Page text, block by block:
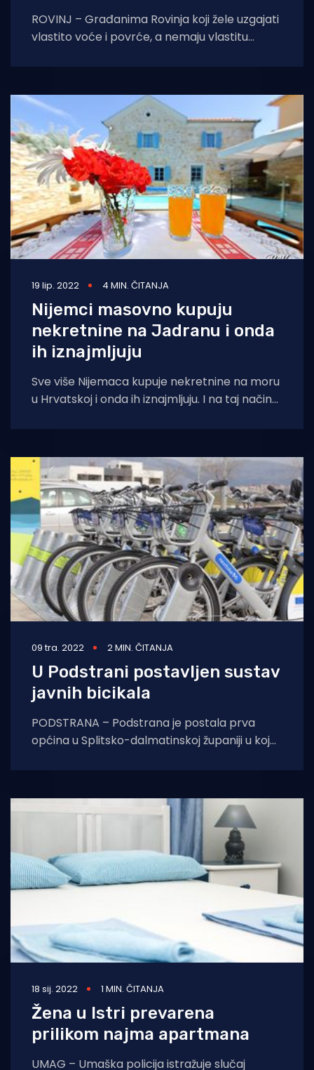
ROVINJ – Građanima Rovinja koji žele uzgajati
vlastito voće i povrće, a nemaju vlastitu
kojima
19 lip. 2022 4 MIN. ČITANJA
Nijemci masovno kupuju
nekretnine na Jadranu i onda
ih iznajmljuju
Sve više Nijemaca kupuje nekretnine na moru
u Hrvatskoj i onda ih iznajmljuju. I na taj način
09 tra. 2022 2 MIN. ČITANJA
U Podstrani postavljen sustav
javnih bicikala
PODSTRANA – Podstrana je postala prva
općina u Splitsko-dalmatinskoj županiji u kojoj
bicikala
18 sij. 2022 1 MIN. ČITANJA
Žena u Istri prevarena
prilikom najma apartmana
UMAG – Umaška policija istražuje slučaj